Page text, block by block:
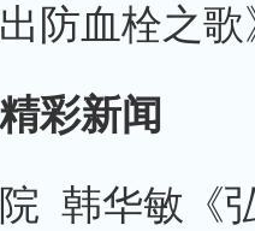
防血栓之歌
彩新闻
韩华敏《